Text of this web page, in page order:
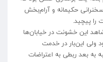
حکیمانه و آرام‌بخش
را پیچید.
این خشونت در خیابان‌ها
این‌بار در خدمت
به بعد ربطی به اعتراضات